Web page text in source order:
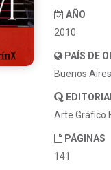
AÑO
2010
PAÍS DE
Buenos
Arte Gráfico
PÁGINAS
141